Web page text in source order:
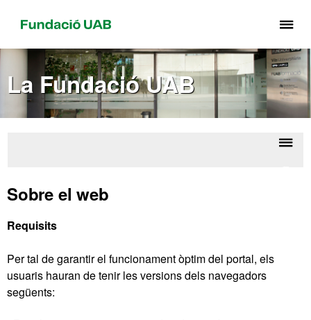
el
de
La Fundació UAB
Sobre el web
Requisits
Per tal de garantir el funcionament òptim del portal, els
usuaris hauran de tenir les versions dels navegadors
següents: